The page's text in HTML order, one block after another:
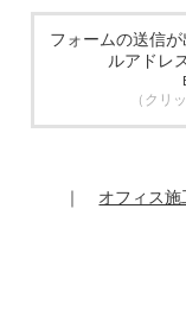
場合があります。
きる管理体制を敷
厳選したうえで、
個人情報を厳密に
提供記録の開示を
フォームの送信
ルアドレ
（クリ
｜ オフィス